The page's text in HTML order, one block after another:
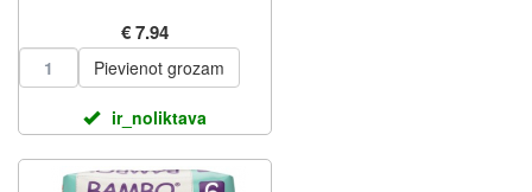
€ 7.94
Pievienot grozam
ir_noliktava